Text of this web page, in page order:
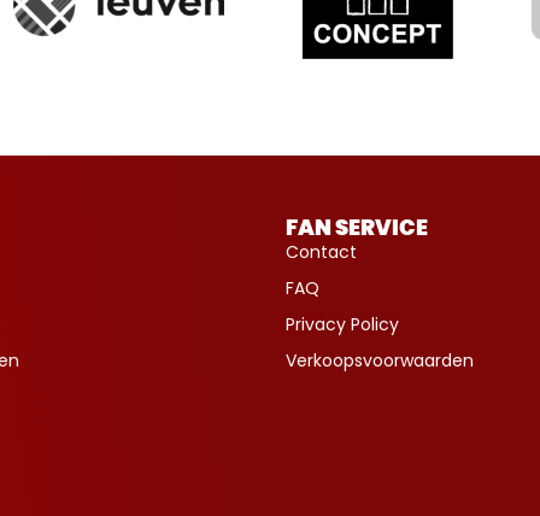
FAN SERVICE
Contact
FAQ
Privacy Policy
Verkoopsvoorwaarden